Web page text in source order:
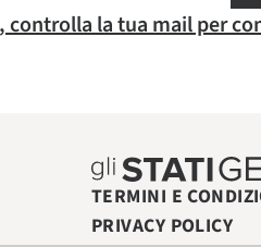
controlla la tua mail per
TERMINI E
PRIVACY POLICY